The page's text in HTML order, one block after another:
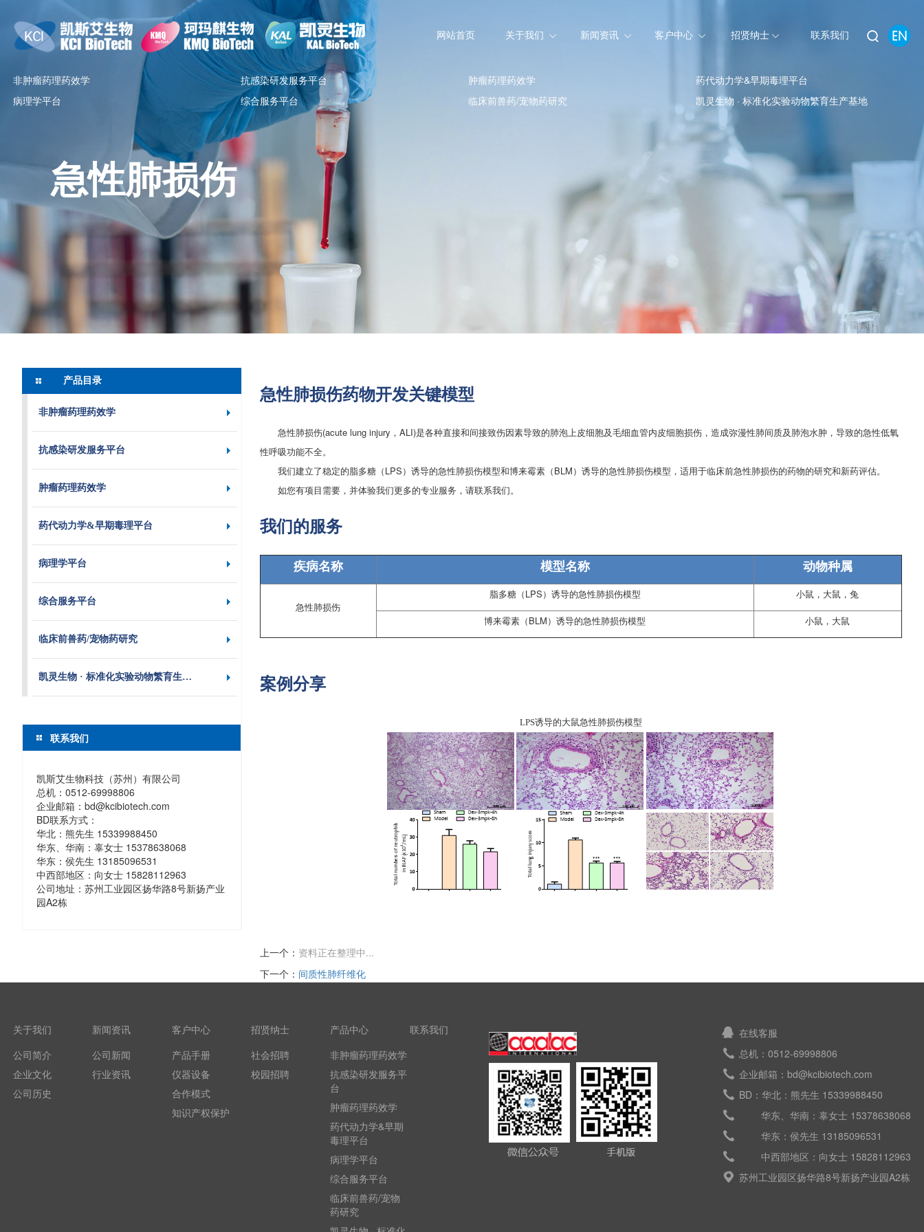
网站首页 关于我们 新闻资讯 客户中心 招贤纳士 联系我们
非肿瘤药理药效学 抗感染研发服务平台 肿瘤药理药效学
药代动力学&早期毒理平台
病理学平台
综合服务平台 临床前兽药/宠物药研究 凯灵生物 · 标准化实验动物繁育生产基地
急性肺损伤
产品目录
非肿瘤药理药效学
抗感染研发服务平台
肿瘤药理药效学
药代动力学&早期毒理平台
病理学平台
综合服务平台
临床前兽药/宠物药研究
凯灵生物 · 标准化实验动物繁育生…
联系我们
凯斯艾生物科技（苏州）有限公司
总机：0512-69998806
企业邮箱：bd@kcibiotech.com
BD联系方式：
华北：熊先生 15339988450
华东、华南：辜女士 15378638068
华东：侯先生 13185096531
中西部地区：向女士 15828112963
公司地址：苏州工业园区扬华路8号新扬产业
园A2栋
急性肺损伤药物开发关键模型
急性肺损伤(acute lung injury，ALI)是各种直接和间接致伤因素导致的肺泡上皮细胞及毛细血管内皮细胞损伤，造成弥漫性肺间质及肺泡水肿，导致的急性低氧
性呼吸功能不全。
我们建立了稳定的脂多糖（LPS）诱导的急性肺损伤模型和博来霉素（BLM）诱导的急性肺损伤模型，适用于临床前急性肺损伤的药物的研究和新药评估。
如您有项目需要，并体验我们更多的专业服务，请联系我们。
我们的服务
疾病名称 模型名称 动物种属
急性肺损伤
脂多糖（LPS）诱导的急性肺损伤模型 小鼠，大鼠，兔
博来霉素（BLM）诱导的急性肺损伤模型 小鼠，大鼠
案例分享
LPS诱导的大鼠急性肺损伤模型
上一个： 资料正在整理中...
下一个： 间质性肺纤维化
关于我们
公司简介
企业文化
公司历史
新闻资讯
公司新闻
行业资讯
客户中心
产品手册
仪器设备
合作模式
知识产权保护
招贤纳士
社会招聘
校园招聘
产品中心
非肿瘤药理药效学
抗感染研发服务平
台
肿瘤药理药效学
药代动力学&早期
毒理平台
病理学平台
综合服务平台
临床前兽药/宠物
药研究
联系我们
在线客服
总机：0512-69998806
企业邮箱：bd@kcibiotech.com
BD：华北：熊先生 15339988450
华东、华南：辜女士 15378638068
华东：侯先生 13185096531
中西部地区：向女士 15828112963
苏州工业园区扬华路8号新扬产业园A2栋